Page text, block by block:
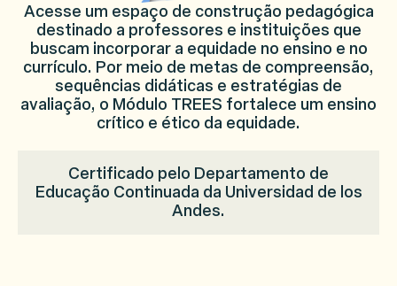
Acesse um espaço de construção pedagógica
destinado a professores e instituições que
buscam incorporar a equidade no ensino e no
currículo. Por meio de metas de compreensão,
sequências didáticas e estratégias de
avaliação, o Módulo TREES fortalece um ensino
crítico e ético da equidade.
Certificado pelo Departamento de
Educação Continuada da Universidad de los
Andes.